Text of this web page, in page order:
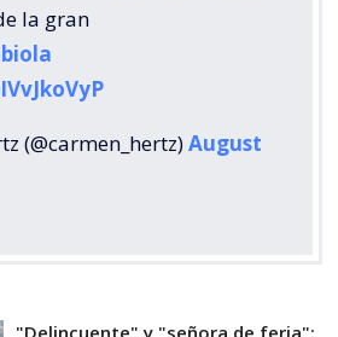
la gran
(@carmen_hertz)August